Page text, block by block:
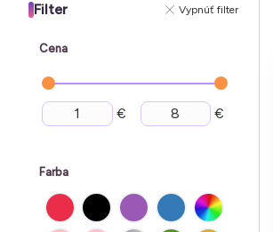
Filter Vypnúť filter
Cena
€ €
Farba